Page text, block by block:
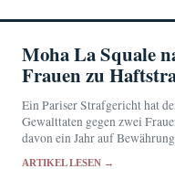
Moha La Squale
Frauen zu
Ein Pariser Strafgericht hat
Gewalttaten gegen zwei
davon ein Jahr auf
ARTIKEL LESEN →